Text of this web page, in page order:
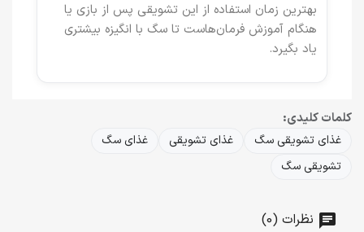
بهترین زمان استفاده از این تشویقی پس از بازی یا
هنگام آموزش فرمان‌هاست تا سگ با انگیزه بیشتری
یاد بگیرد.
کلمات کلیدی:
غذای تشویقی سگ غذای تشویقی
غذای سگ
تشویقی سگ
نظرات (0)